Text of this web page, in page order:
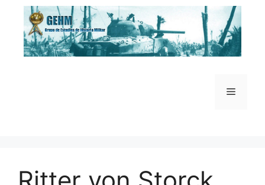
Saltar
contenido
Menú